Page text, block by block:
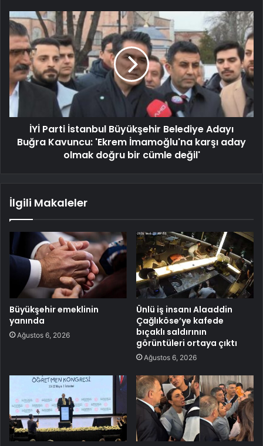
İYİ Parti İstanbul Büyükşehir Belediye Adayı
Buğra Kavuncu: 'Ekrem İmamoğlu'na karşı aday
olmak doğru bir cümle değil'
İlgili Makaleler
Büyükşehir emeklinin
yanında
Ağustos 6, 2026
Ünlü iş insanı Alaaddin
Çağlıköse’ye kafede
bıçaklı saldırının
görüntüleri ortaya çıktı
Ağustos 6, 2026